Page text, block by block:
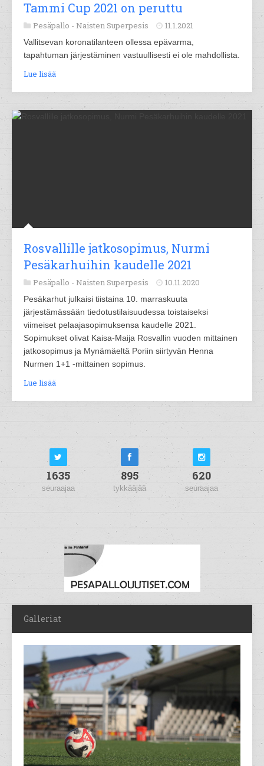
Tammi Cup 2021 on peruttu
Pesäpallo - Naisten Superpesis 11.1.2021
Vallitsevan koronatilanteen ollessa epävarma,
tapahtuman järjestäminen vastuullisesti ei ole mahdollista.
Lue lisää
Rosvallille jatkosopimus, Nurmi
Pesäkarhuihin kaudelle 2021
Pesäpallo - Naisten Superpesis 10.11.2020
Pesäkarhut julkaisi tiistaina 10. marraskuuta
järjestämässään tiedotustilaisuudessa toistaiseksi
viimeiset pelaajasopimuksensa kaudelle 2021.
Sopimukset olivat Kaisa-Maija Rosvallin vuoden mittainen
jatkosopimus ja Mynämäeltä Poriin siirtyvän Henna
Nurmen 1+1 -mittainen sopimus.
Lue lisää
1635
seuraajaa
895
tykkääjää
620
seuraajaa
Galleriat